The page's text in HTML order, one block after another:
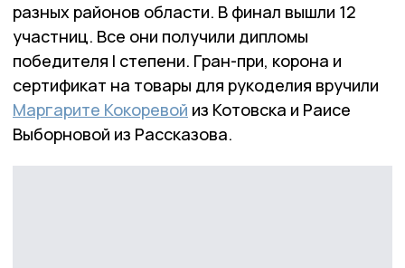
разных районов области. В финал вышли 12
участниц. Все они получили дипломы
победителя I степени. Гран-при, корона и
сертификат на товары для рукоделия вручили
Маргарите Кокоревой из Котовска и Раисе
Выборновой из Рассказова.